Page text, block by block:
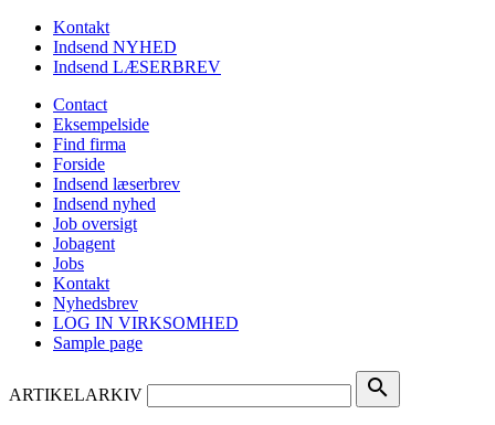
Kontakt
Indsend NYHED
Indsend LÆSERBREV
Contact
Eksempelside
Find firma
Forside
Indsend læserbrev
Indsend nyhed
Job oversigt
Jobagent
Jobs
Kontakt
Nyhedsbrev
LOG IN VIRKSOMHED
Sample page
ARTIKELARKIV search